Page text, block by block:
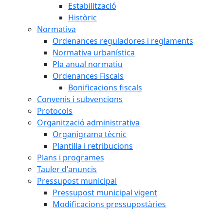
Estabilització
Històric
Normativa
Ordenances reguladores i reglaments
Normativa urbanística
Pla anual normatiu
Ordenances Fiscals
Bonificacions fiscals
Convenis i subvencions
Protocols
Organització administrativa
Organigrama tècnic
Plantilla i retribucions
Plans i programes
Tauler d'anuncis
Pressupost municipal
Pressupost municipal vigent
Modificacions pressupostàries